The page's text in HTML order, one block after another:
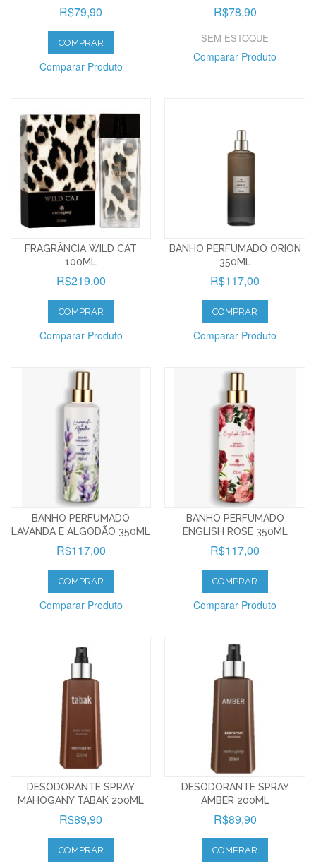
R$79,90
COMPRAR
Comparar Produto
R$78,90
SEM ESTOQUE
Comparar Produto
FRAGRÂNCIA WILD CAT
100ML
R$219,00
COMPRAR
Comparar Produto
BANHO PERFUMADO ORION
350ML
R$117,00
COMPRAR
Comparar Produto
BANHO PERFUMADO
LAVANDA E ALGODÃO 350ML
R$117,00
COMPRAR
Comparar Produto
BANHO PERFUMADO
ENGLISH ROSE 350ML
R$117,00
COMPRAR
Comparar Produto
DESODORANTE SPRAY
MAHOGANY TABAK 200ML
R$89,90
COMPRAR
DESODORANTE SPRAY
AMBER 200ML
R$89,90
COMPRAR